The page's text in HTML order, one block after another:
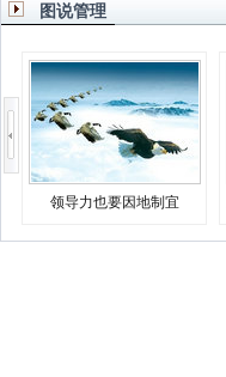
图说管理
领导力也要因地制宜